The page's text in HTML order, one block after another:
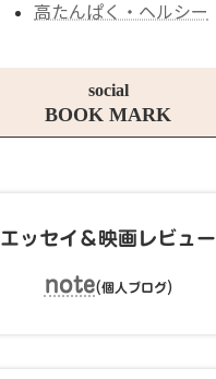
高たんぱく・ヘルシー
social
BOOK MARK
エッセイ＆映画レビュー
note(個人ブログ)